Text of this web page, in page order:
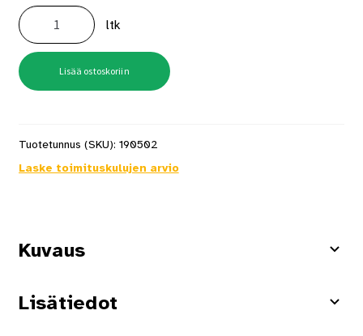
Ruuvausohjain
Camo
1,6
mm
83-
125mm
lev.laudalle
määrä
ltk
Lisää ostoskoriin
Tuotetunnus (SKU): 190502
Laske toimituskulujen arvio
Kuvaus
Lisätiedot